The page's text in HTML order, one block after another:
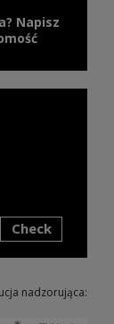
Napisz
Check
nadzorująca: